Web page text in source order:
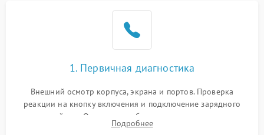
2000 ₽
Перегрев из‑за пыли,
неисправности кулера
Выход из строя SSD или
HDD: медленная загрузка,
1. Первичная диагностика
Внешний осмотр корпуса, экрана и портов. Проверка
реакции на кнопку включения и подключение зарядного
устройства. Оценка потребления тока с помощью
лабораторного блока питания для локализации проблемы.
Подробнее